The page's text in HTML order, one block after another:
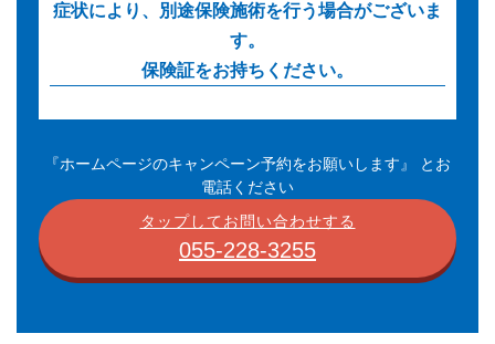
症状により、別途保険施術を行う場合がございま
す。
保険証をお持ちください。
『ホームページのキャンペーン予約をお願いします』 とお
電話ください
タップしてお問い合わせする
055-228-3255